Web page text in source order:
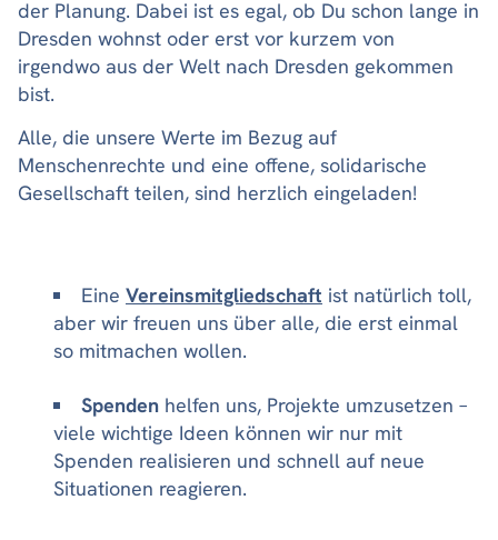
der Planung. Dabei ist es egal, ob Du schon lange in
Dresden wohnst oder erst vor kurzem von
irgendwo aus der Welt nach Dresden gekommen
bist.
Alle, die unsere Werte im Bezug auf
Menschenrechte und eine offene, solidarische
Gesellschaft teilen, sind herzlich eingeladen!
Eine Vereinsmitgliedschaft ist natürlich toll,
aber wir freuen uns über alle, die erst einmal
so mitmachen wollen.
Spenden helfen uns, Projekte umzusetzen –
viele wichtige Ideen können wir nur mit
Spenden realisieren und schnell auf neue
Situationen reagieren.